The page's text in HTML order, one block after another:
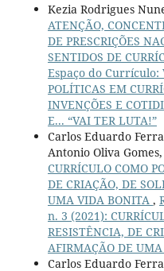
Kezia Rodrigues
ATENÇÃO,
DE PRESCRIÇÕES
SENTIDOS DE
Espaço do Currículo:
POLÍTICAS EM
INVENÇÕES E
E... “VAI TER LUTA!”
Carlos Eduardo
Antonio Oliva
CURRÍCULO COMO
DE CRIAÇÃO, DE
UMA VIDA BONITA ,
n. 3 (2021):
RESISTÊNCIA, DE
AFIRMAÇÃO DE
Carlos Eduardo